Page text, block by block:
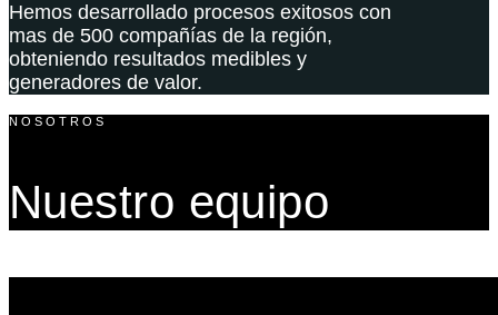
Hemos desarrollado procesos exitosos con
mas de 500 compañías de la región,
obteniendo resultados medibles y
generadores de valor.
NOSOTROS
Nuestro equipo